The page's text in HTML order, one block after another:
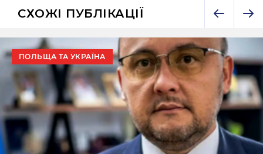
СХОЖІ ПУБЛІКАЦІЇ
ПОЛЬЩА ТА УКРАЇНА